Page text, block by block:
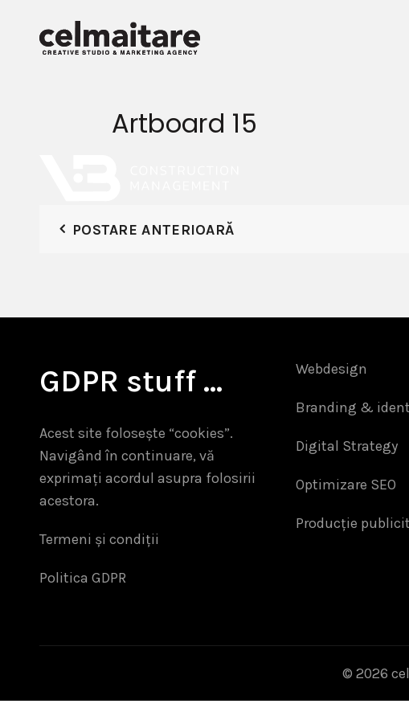
Artboard 15
POSTARE ANTERIOARĂ
GDPR stuff …
Acest site folosește “cookies”.
Navigând în continuare, vă
exprimați acordul asupra folosirii
acestora.
Termeni și condiții
Politica GDPR
Webdesign
Branding &
Digital Strategy
Optimizare SEO
Producție
© 2026